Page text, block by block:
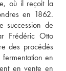
où il reçoit la
en 1862.
succession de
Frédéric Otto
des procédés
en
en vente en